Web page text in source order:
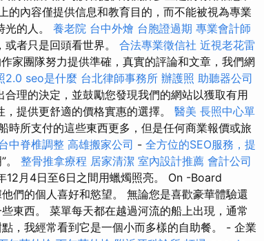
的內容僅提供信息和教育目的，而不能被視為專業
的人。 養老院 台中外燴 台胞證過期 專業會計師
者只是回頭看世界。 合法專業徵信社 近視老花雷
家團隊努力提供準確，真實的評論和文章，我們網
2.0 seo是什麼 台北律師事務所 辦護照 助聽器公司
理的決定，並鼓勵您發現我們的網站以獲取有用
提供更舒適的價格實惠的選擇。 醫美 長照中心單
時所支付的這些東西更多，但是任何商業報價或旅
中脊椎調整 高雄搬家公司 - 全方位的SEO服務，提
。 整骨推拿療程 居家清潔 室內設計推薦 會計公司
12月4日至6日之間用蠟燭照亮。 On -Board
們的個人喜好和慾望。 無論您是喜歡豪華體驗還
東西。 菜單每天都在越過河流的船上出現，通常
，我經常看到它是一個小而多樣的自助餐。 - 企業